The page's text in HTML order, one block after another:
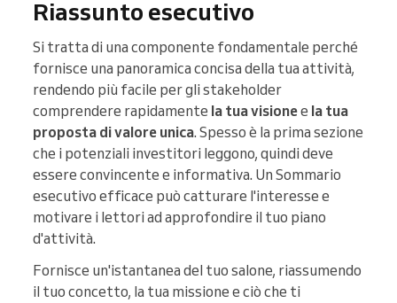
Riassunto esecutivo
Si tratta di una componente fondamentale perché
fornisce una panoramica concisa della tua attività,
rendendo più facile per gli stakeholder
comprendere rapidamente la tua visionee la tua
proposta di valore unica. Spesso è la prima sezione
che i potenziali investitori leggono, quindi deve
essere convincente e informativa. Un Sommario
esecutivo efficace può catturare l'interesse e
motivare i lettori ad approfondire il tuo piano
d'attività.
Fornisce un'istantanea del tuo salone, riassumendo
il tuo concetto, la tua missione e ciò che ti